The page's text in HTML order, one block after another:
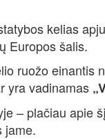
kelias
Europos šalis.
ruožo einantis
yra vadinamas
– plačiau apie
jame.